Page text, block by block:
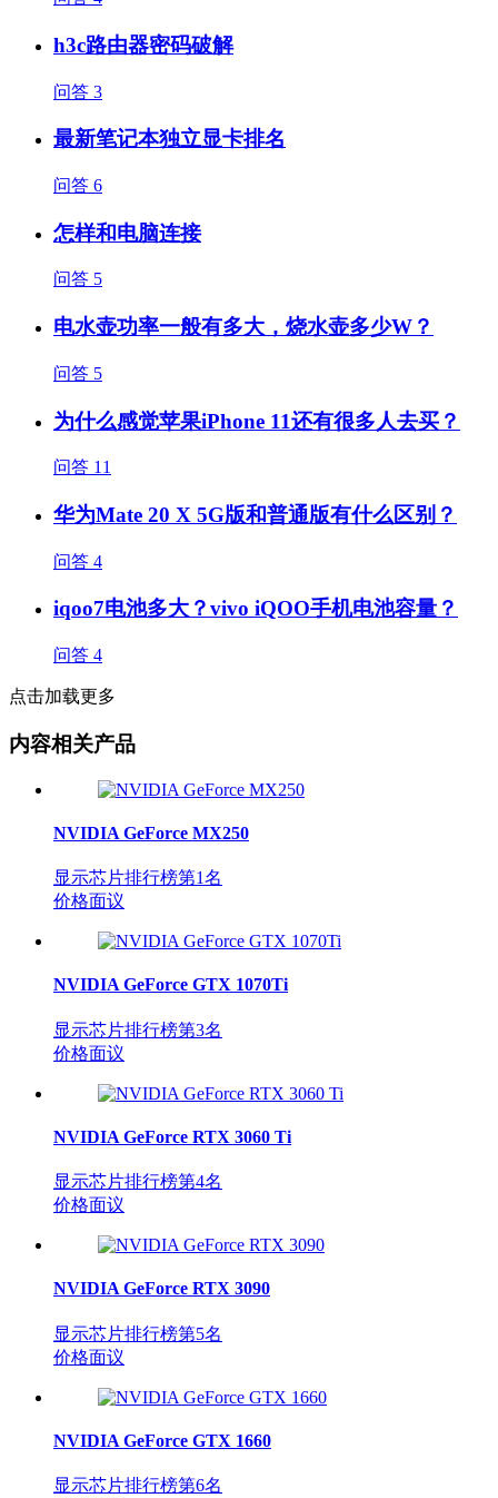
h3c路由器密码破解
问答 3
最新笔记本独立显卡排名
问答 6
怎样和电脑连接
问答 5
电水壶功率一般有多大，烧水壶多少W？
问答 5
为什么感觉苹果iPhone 11还有很多人去买？
问答 11
华为Mate 20 X 5G版和普通版有什么区别？
问答 4
iqoo7电池多大？vivo iQOO手机电池容量？
问答 4
点击加载更多
内容相关产品
NVIDIA GeForce MX250
显示芯片排行榜第1名
价格面议
NVIDIA GeForce GTX 1070Ti
显示芯片排行榜第3名
价格面议
NVIDIA GeForce RTX 3060 Ti
显示芯片排行榜第4名
价格面议
NVIDIA GeForce RTX 3090
显示芯片排行榜第5名
价格面议
NVIDIA GeForce GTX 1660
显示芯片排行榜第6名